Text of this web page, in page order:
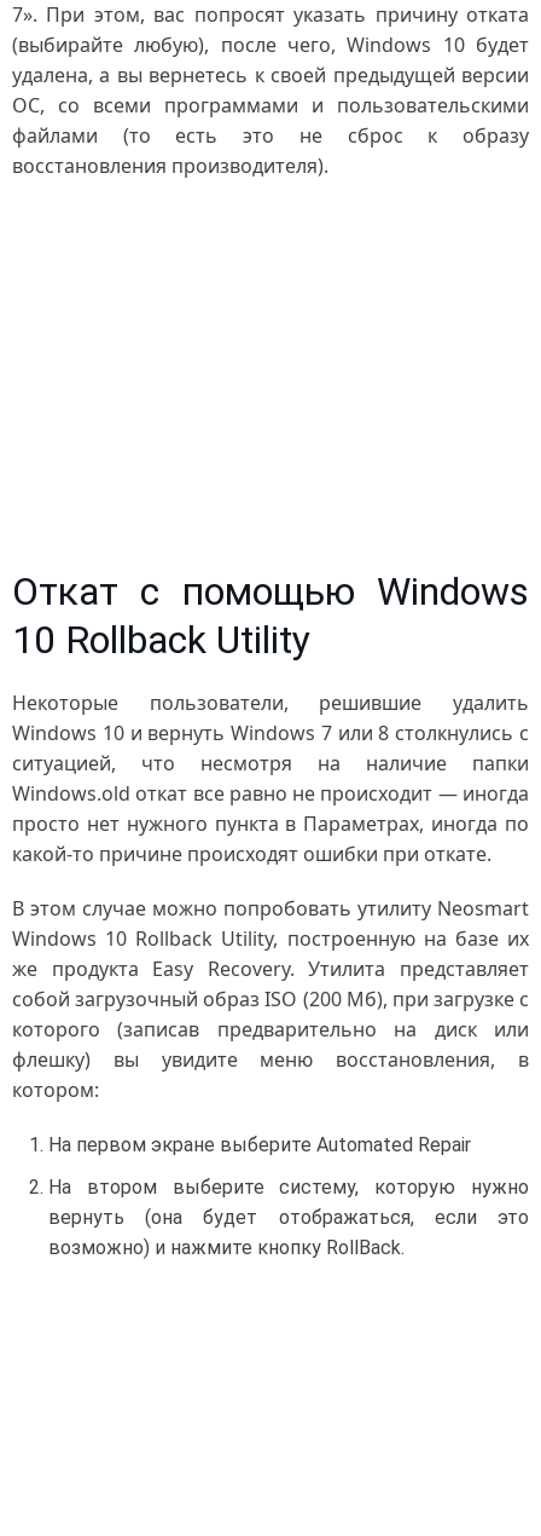
7». При этом, вас попросят указать причину отката
(выбирайте любую), после чего, Windows 10 будет
удалена, а вы вернетесь к своей предыдущей версии
ОС, со всеми программами и пользовательскими
файлами (то есть это не сброс к образу
восстановления производителя).
Откат с помощью Windows
10 Rollback Utility
Некоторые пользователи, решившие удалить
Windows 10 и вернуть Windows 7 или 8 столкнулись с
ситуацией, что несмотря на наличие папки
Windows.old откат все равно не происходит — иногда
просто нет нужного пункта в Параметрах, иногда по
какой-то причине происходят ошибки при откате.
В этом случае можно попробовать утилиту Neosmart
Windows 10 Rollback Utility, построенную на базе их
же продукта Easy Recovery. Утилита представляет
собой загрузочный образ ISO (200 Мб), при загрузке с
которого (записав предварительно на диск или
флешку) вы увидите меню восстановления, в
котором:
На первом экране выберите Automated Repair
На втором выберите систему, которую нужно
вернуть (она будет отображаться, если это
возможно) и нажмите кнопку RollBack.